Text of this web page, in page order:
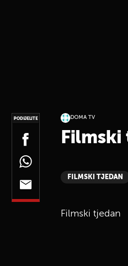
PODIJELITE DOMA TV
Filmski
FILMSKI TJEDAN
Filmski tjedan